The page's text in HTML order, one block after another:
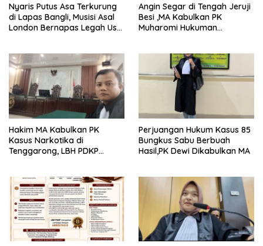
Nyaris Putus Asa Terkurung
di Lapas Bangli, Musisi Asal
London Bernapas Legah Usai
Angin Segar di Tengah Jeruji
Besi ,MA Kabulkan PK
Muharomi Hukuman
Hakim MA Kabulkan PK
Kasus Narkotika di
Tenggarong, LBH PDKP
Berkeadilan
Perjuangan Hukum Kasus 85
Bungkus Sabu Berbuah
Hasil,PK Dewi Dikabulkan MA